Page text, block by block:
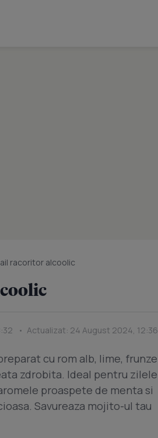
racoritor alcoolic
• Actualizat: 24 August 2024, 12:36
cu rom alb, lime, frunze
zdrobita. Ideal pentru zilele
proaspete de menta si
Savureaza mojito-ul tau